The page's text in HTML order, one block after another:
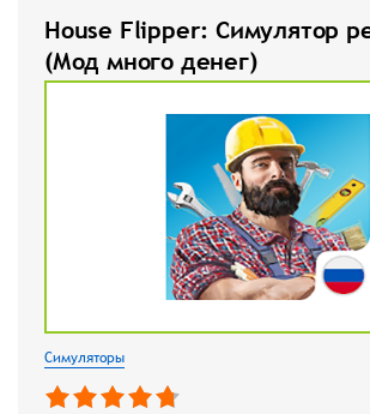
House Flipper: Симулятор
(Мод много денег)
Симуляторы